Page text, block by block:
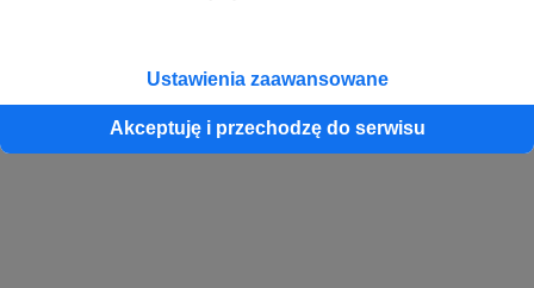
Ustawienia zaawansowane
Akceptuję i przechodzę do serwisu
konta przez osobę niepełnoletnią” dostępny w regulaminie Patronite.pl